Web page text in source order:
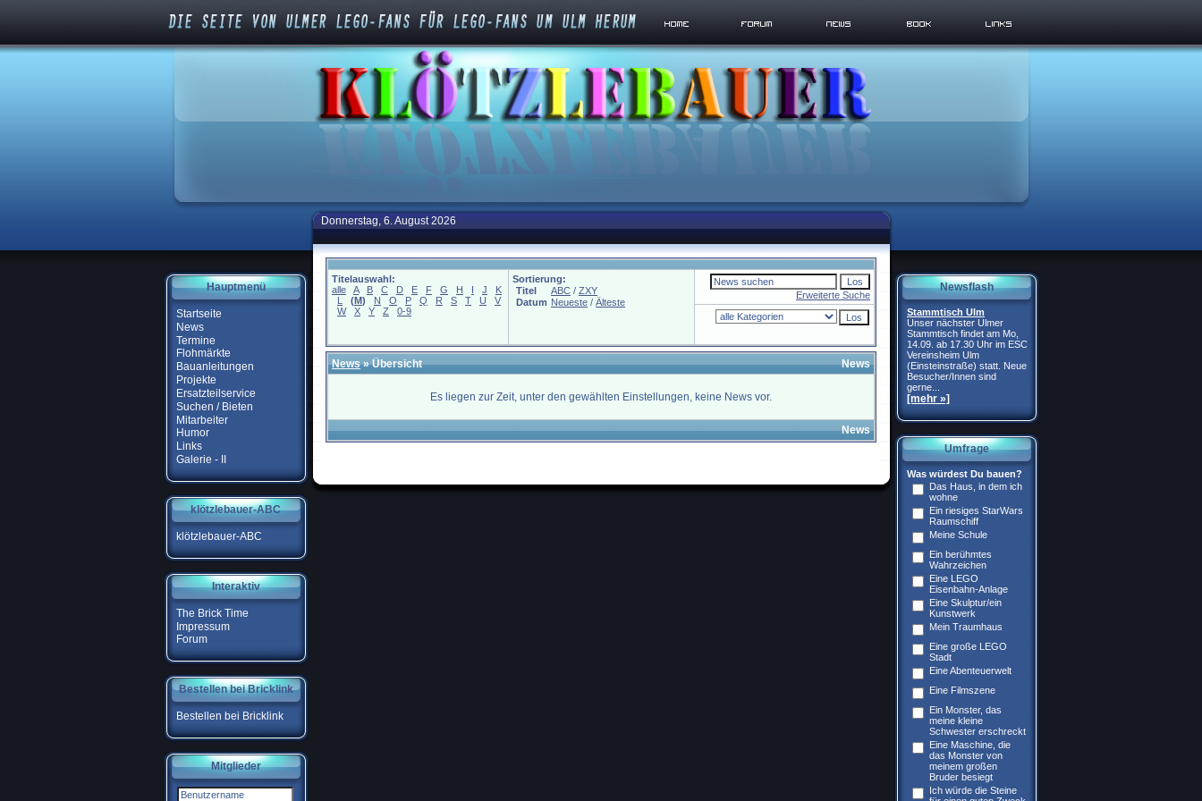
Hauptmenü
Startseite
News
Termine
Flohmärkte
Bauanleitungen
Projekte
Ersatzteilservice
Suchen / Bieten
Mitarbeiter
Humor
Links
Galerie - II
klötzlebauer-ABC
klötzlebauer-ABC
Interaktiv
The Brick Time
Impressum
Forum
Bestellen bei Bricklink
Bestellen bei Bricklink
Mitglieder
Donnerstag, 6. August 2026
Titelauswahl:
alle
A B C D E F G H I J
K
L
(M) N O P Q R S T U
V
W
X Y Z 0-9
Sortierung:
Titel
ABC / ZXY
Datum Neueste / Älteste
Erweiterte Suche
News» Übersicht News
Es liegen zur Zeit, unter den gewählten Einstellungen, keine News vor.
News
Newsflash
Stammtisch Ulm
Unser nächster Ulmer
Stammtisch findet am Mo,
14.09. ab 17.30 Uhr im ESC
Vereinsheim Ulm
(Einsteinstraße) statt. Neue
Besucher/Innen sind
gerne...
[mehr »]
Umfrage
Was würdest Du bauen?
Das Haus, in dem ich
wohne
Ein riesiges StarWars
Raumschiff
Meine Schule
Ein berühmtes
Wahrzeichen
Eine LEGO
Eisenbahn-Anlage
Eine Skulptur/ein
Kunstwerk
Mein Traumhaus
Eine große LEGO
Stadt
Eine Abenteuerwelt
Eine Filmszene
Ein Monster, das
meine kleine
Schwester erschreckt
Eine Maschine, die
das Monster von
meinem großen
Bruder besiegt
Ich würde die Steine